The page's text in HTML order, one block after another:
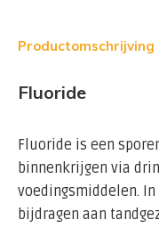
Productomschrijving
Fluoride
Fluoride is een
binnenkrijgen via
voedingsmiddelen.
bijdragen aan